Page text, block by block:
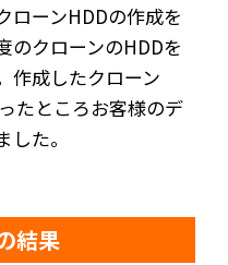
ローンHDDの作成を
のクローンのHDDを
作成したクローン
たところお客様のデ
た。
結果